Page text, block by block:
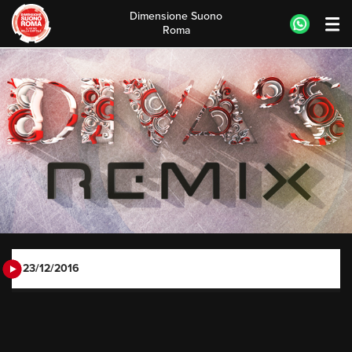
Skip
to
content
Dimensione Suono
Roma
23/12/2016